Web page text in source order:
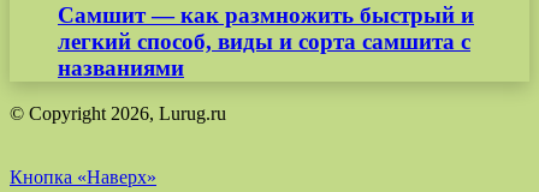
Самшит — как размножить быстрый и
легкий способ, виды и сорта самшита с
названиями
© Copyright 2026, Lurug.ru
Кнопка «Наверх»